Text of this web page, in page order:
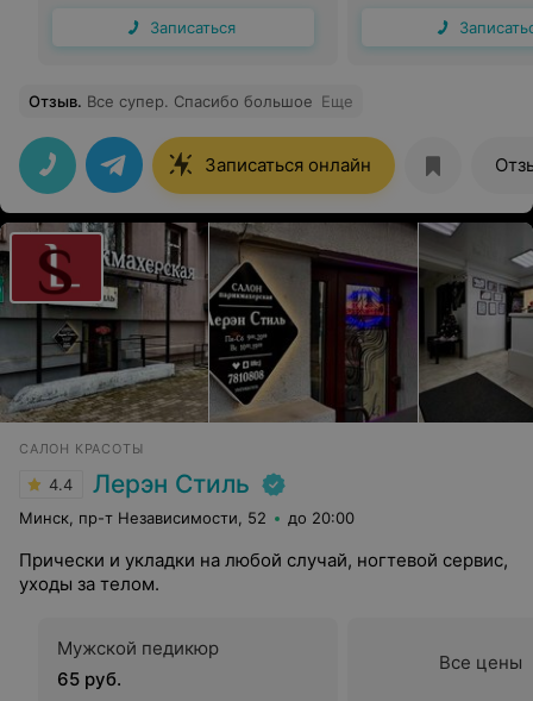
Записаться
Отзыв. Все супер. Спасибо большое Еще
Записаться онлайн
САЛОН КРАСОТЫ
4.4 Лерэн Стиль
Минск, пр-т Независимости, 52 до 20:00
Прически и укладки на любой случай, ногтевой сервис,
уходы за телом.
Мужской педикюр
65 руб.
Все цены